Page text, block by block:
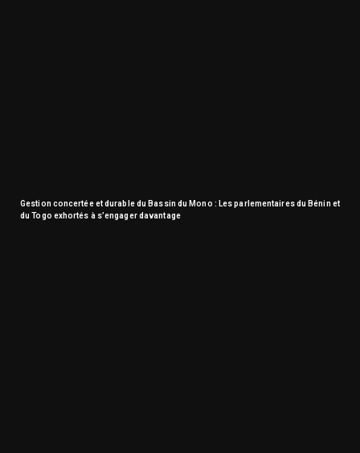
Gestion concertée et durable du Bassin du Mono : Les parlementaires du Bénin et
du Togo exhortés à s’engager davantage